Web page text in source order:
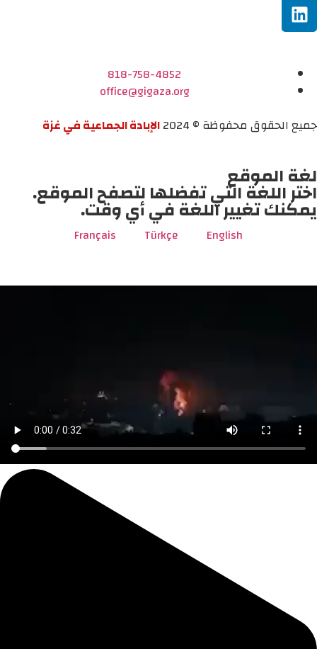
818-758-4852
office@gigaza.org
جميع الحقوق محفوظة © 2024
الإبادة الجماعية في غزة
لغة الموقع
اختر اللغة التي تفضلها لتصفح الموقع.
يمكنك تغيير اللغة في أي وقت.
English
Türkçe
Français